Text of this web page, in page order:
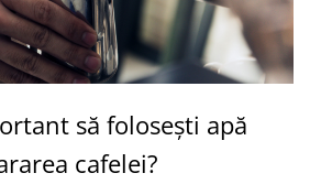
să folosești apă
cafelei?